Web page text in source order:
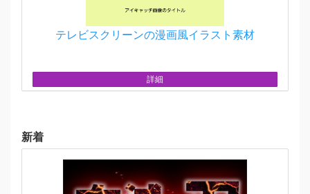
テレビスクリーンの漫画風イラスト素材
詳細
新着